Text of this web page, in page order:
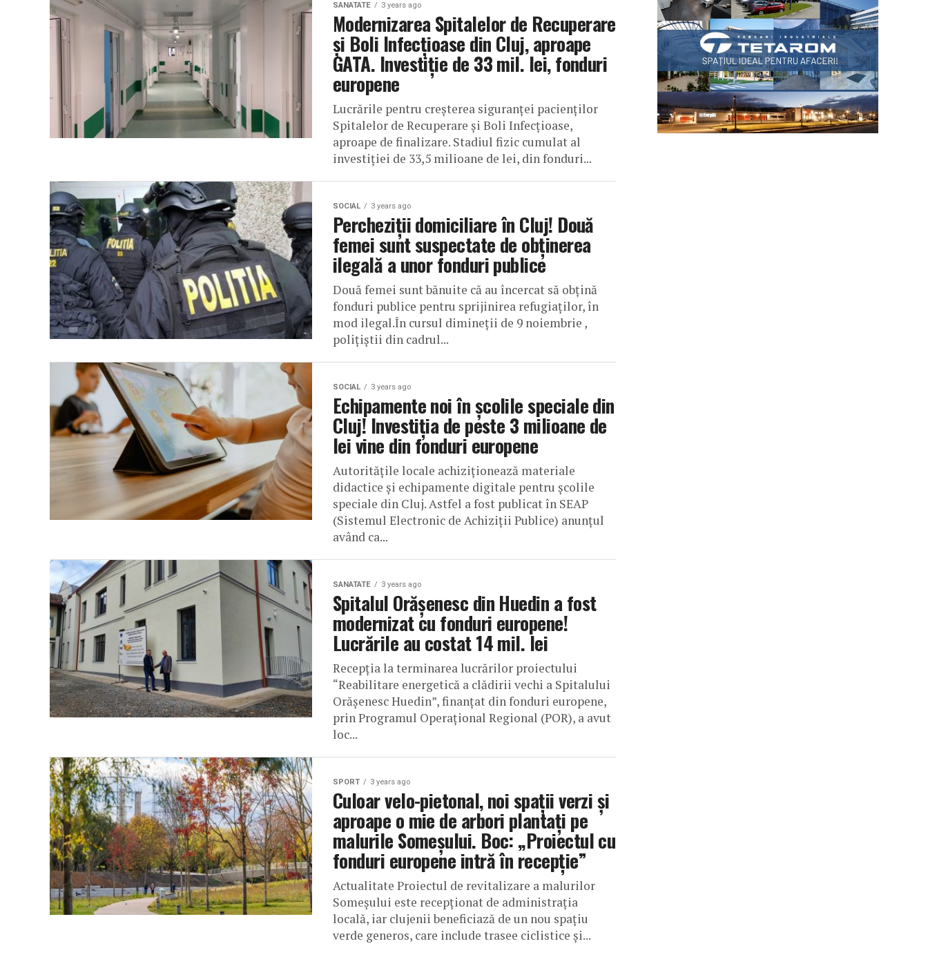
SANATATE 3 years ago
Modernizarea Spitalelor de Recuperare
și Boli Infecțioase din Cluj, aproape
GATA. Investiție de 33 mil. lei, fonduri
europene
Lucrările pentru creșterea siguranței pacienților
Spitalelor de Recuperare și Boli Infecțioase,
aproape de finalizare. Stadiul fizic cumulat al
investiției de 33,5 milioane de lei, din fonduri...
SOCIAL 3 years ago
Percheziții domiciliare în Cluj! Două
femei sunt suspectate de obținerea
ilegală a unor fonduri publice
Două femei sunt bănuite că au încercat să obțină
fonduri publice pentru sprijinirea refugiaților, în
mod ilegal.În cursul dimineții de 9 noiembrie ,
polițiștii din cadrul...
SOCIAL 3 years ago
Echipamente noi în școlile speciale din
Cluj! Investiția de peste 3 milioane de
lei vine din fonduri europene
Autoritățile locale achiziționează materiale
didactice și echipamente digitale pentru școlile
speciale din Cluj. Astfel a fost publicat în SEAP
(Sistemul Electronic de Achiziții Publice) anunțul
având ca...
SANATATE 3 years ago
Spitalul Orășenesc din Huedin a fost
modernizat cu fonduri europene!
Lucrările au costat 14 mil. lei
Recepția la terminarea lucrărilor proiectului
“Reabilitare energetică a clădirii vechi a Spitalului
Orășenesc Huedin”, finanțat din fonduri europene,
prin Programul Operațional Regional (POR), a avut
loc...
SPORT 3 years ago
Culoar velo-pietonal, noi spații verzi și
aproape o mie de arbori plantați pe
malurile Someșului. Boc: „Proiectul cu
fonduri europene intră în recepție”
Actualitate Proiectul de revitalizare a malurilor
Someșului este recepționat de administrația
locală, iar clujenii beneficiază de un nou spațiu
verde generos, care include trasee ciclistice și...